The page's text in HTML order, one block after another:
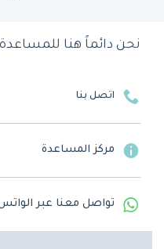
نحن دائماً هنا للمساعدة
اتصل بنا
مركز المساعدة
تواصل معنا عبر